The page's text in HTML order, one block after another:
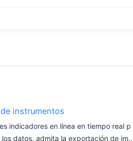
instrumentos
indicadores en línea en tiempo real p
datos, admita la exportación de imá